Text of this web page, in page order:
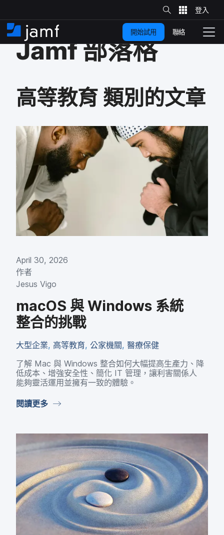
​
至
​
主
容
網
站
​ 搜
尋
住
家
切
換
開始試用 聯絡
Jamf部​落格
高等​教育 類別​的​文章
April 30, 2026
作​者
Jesus Vigo
macOS 與Windows 系統​
整合​的​挑戰
大型​企業, 高等​教育, 公家​機關, 醫療​保健
了​解 Mac 與 Windows 整合​如何​大幅​提高​生產力、​降​
低​成本、​增強​安全性、​簡化 IT 管理，​讓​利害​關係​人​
能夠​靈活​運用​並​擁有​一致​的​體驗。
閱讀​更多